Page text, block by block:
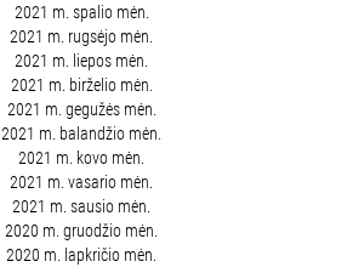
2021 m. spalio mėn.
2021 m. rugsėjo mėn.
2021 m. liepos mėn.
2021 m. birželio mėn.
2021 m. gegužės mėn.
2021 m. balandžio mėn.
2021 m. kovo mėn.
2021 m. vasario mėn.
2021 m. sausio mėn.
2020 m. gruodžio mėn.
2020 m. lapkričio mėn.